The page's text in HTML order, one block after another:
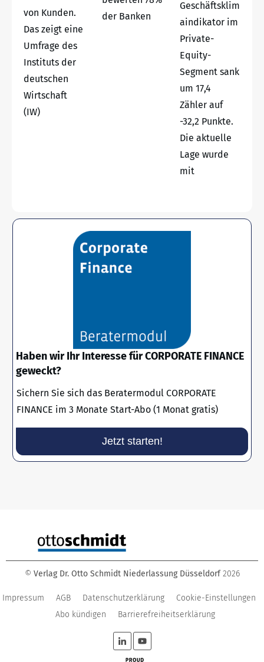
von Kunden.
Das zeigt eine
Umfrage des
Instituts der
deutschen
Wirtschaft
(IW)
der Banken
Geschäftsklim
aindikator im
Private-
Equity-
Segment sank
um 17,4
Zähler auf
-32,2 Punkte.
Die aktuelle
Lage wurde
mit
Haben wir Ihr Interesse für CORPORATE FINANCE
geweckt?
Sichern Sie sich das Beratermodul CORPORATE
FINANCE im 3 Monate Start-Abo (1 Monat gratis)
Jetzt starten!
© Verlag Dr. Otto Schmidt Niederlassung Düsseldorf 2026
Impressum AGB Datenschutzerklärung
Cookie-Einstellungen
Abo kündigen
Barrierefreiheitserklärung